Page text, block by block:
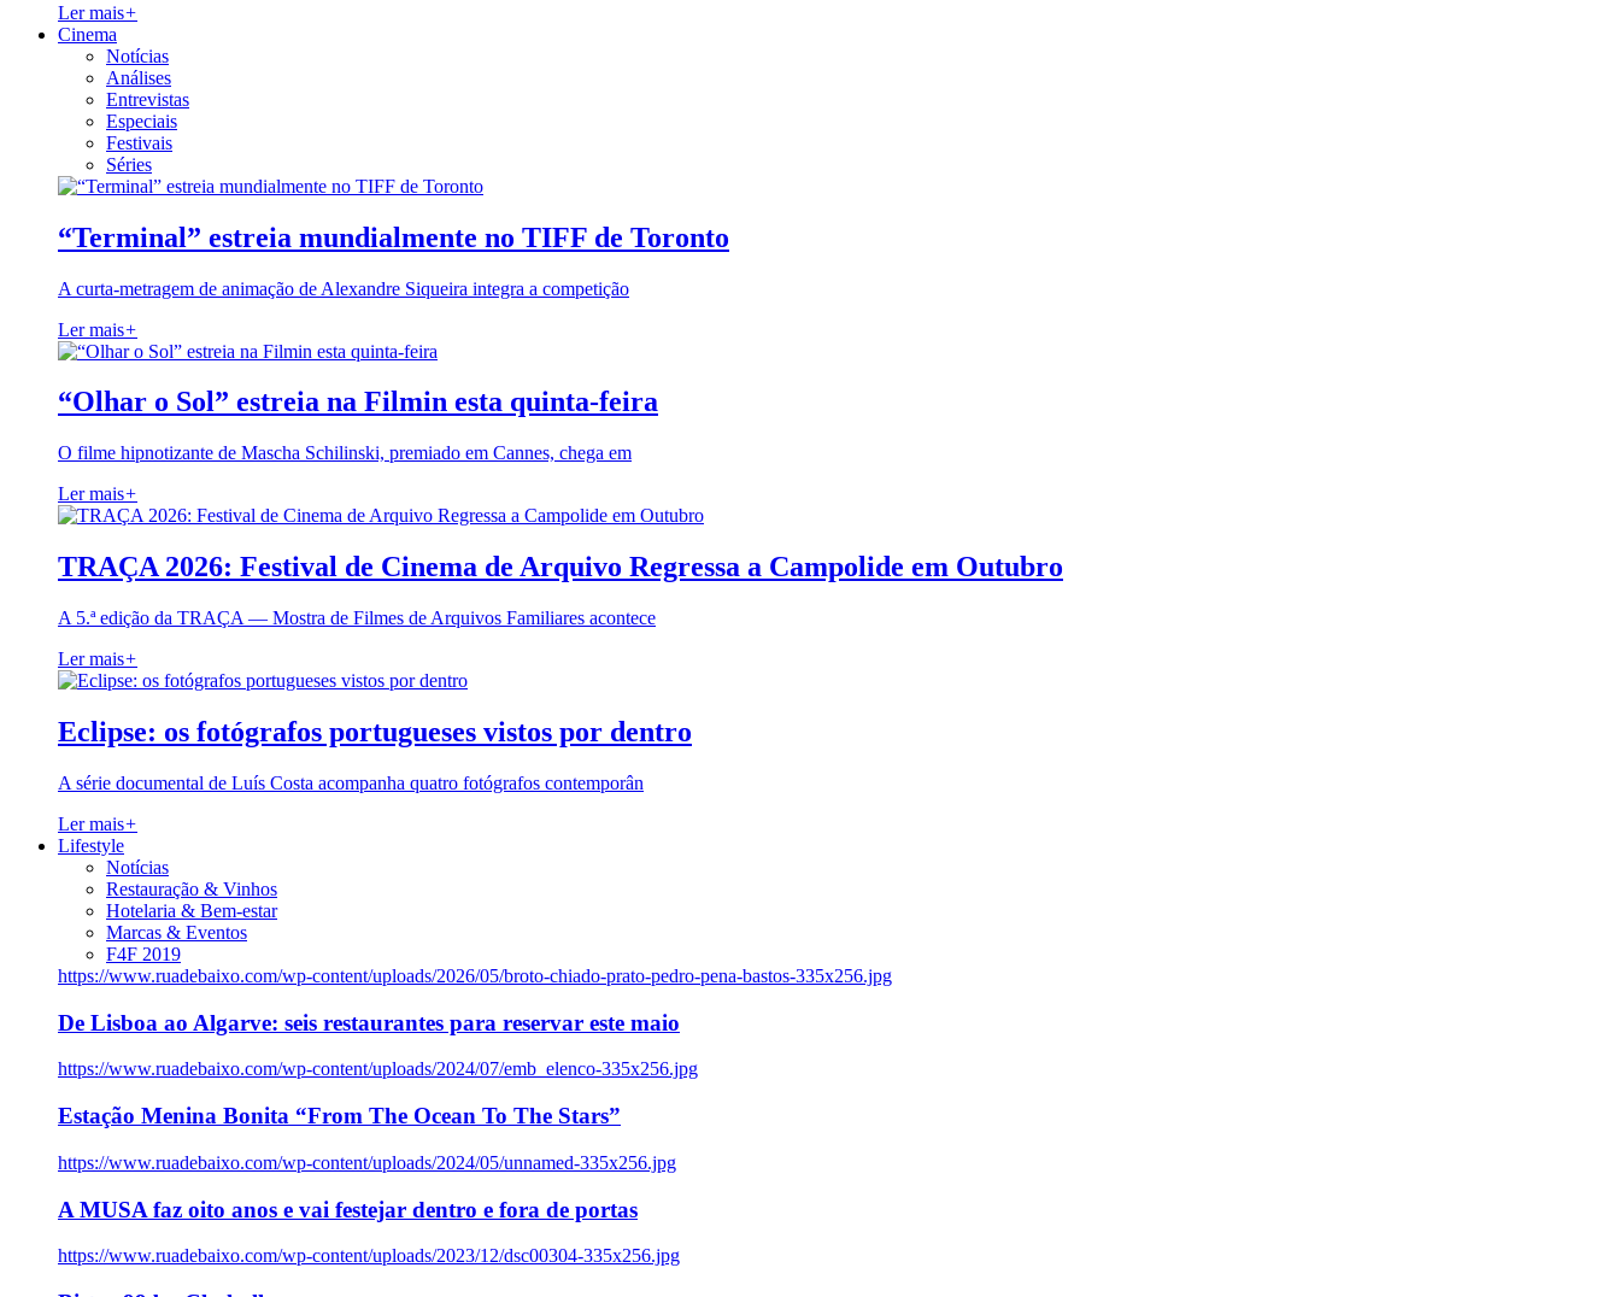
Ler mais+
Cinema
Notícias
Análises
Entrevistas
Especiais
Festivais
Séries
“Terminal” estreia mundialmente no TIFF de Toronto
A curta-metragem de animação de Alexandre Siqueira integra a competição
Ler mais+
“Olhar o Sol” estreia na Filmin esta quinta-feira
O filme hipnotizante de Mascha Schilinski, premiado em Cannes, chega em
Ler mais+
TRAÇA 2026: Festival de Cinema de Arquivo Regressa a Campolide em Outubro
A 5.ª edição da TRAÇA — Mostra de Filmes de Arquivos Familiares acontece
Ler mais+
Eclipse: os fotógrafos portugueses vistos por dentro
A série documental de Luís Costa acompanha quatro fotógrafos contemporân
Ler mais+
Lifestyle
Notícias
Restauração & Vinhos
Hotelaria & Bem-estar
Marcas & Eventos
F4F 2019
https://www.ruadebaixo.com/wp-content/uploads/2026/05/broto-chiado-prato-pedro-pena-bastos-335x256.jpg
De Lisboa ao Algarve: seis restaurantes para reservar este maio
https://www.ruadebaixo.com/wp-content/uploads/2024/07/emb_elenco-335x256.jpg
Estação Menina Bonita “From The Ocean To The Stars”
https://www.ruadebaixo.com/wp-content/uploads/2024/05/unnamed-335x256.jpg
A MUSA faz oito anos e vai festejar dentro e fora de portas
https://www.ruadebaixo.com/wp-content/uploads/2023/12/dsc00304-335x256.jpg